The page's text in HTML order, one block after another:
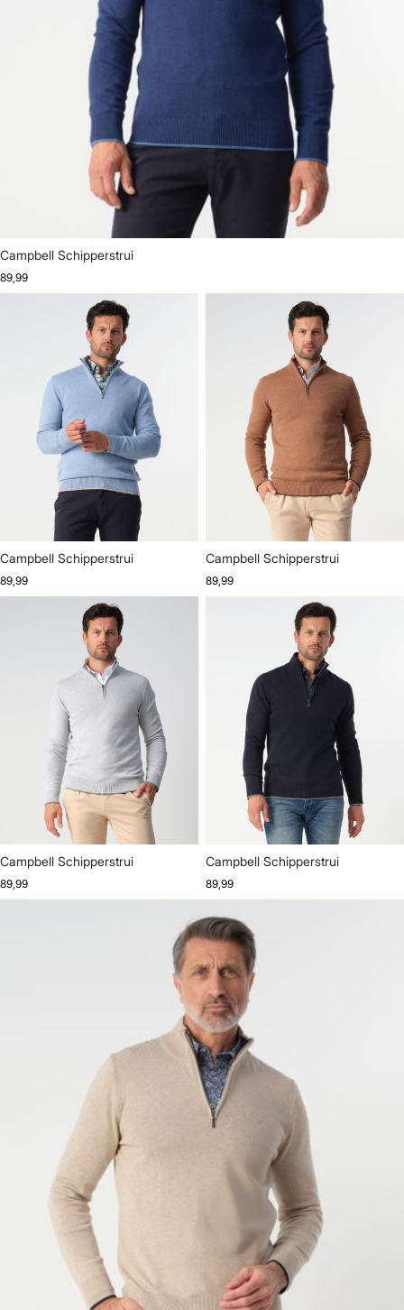
Campbell Schipperstrui
89,99
Campbell Schipperstrui
89,99
Campbell Schipperstrui
89,99
Campbell Schipperstrui
89,99
Campbell Schipperstrui
89,99